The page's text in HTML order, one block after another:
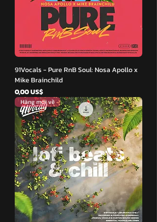
91Vocals - Pure RnB Soul: Nosa Apollo x
Mike Brainchild
Giá
0,00 US$
Hàng mới về